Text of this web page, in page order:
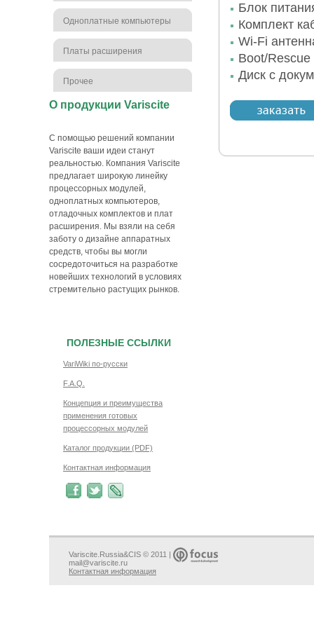
Одноплатные компьютеры
Платы расширения
Прочее
О продукции Variscite
С помощью решений компании
Variscite ваши идеи станут
реальностью. Компания Variscite
предлагает широкую линейку
процессорных модулей,
одноплатных компьютеров,
отладочных комплектов и плат
расширения. Мы взяли на себя
заботу о дизайне аппаратных
средств, чтобы вы могли
сосредоточиться на разработке
новейших технологий в условиях
стремительно растущих рынков.
ПОЛЕЗНЫЕ ССЫЛКИ
VariWiki по-русски
F.A.Q.
Концепция и преимущества
применения готовых
процессорных модулей
Каталог продукции (PDF)
Контактная информация
Блок
Комплект
Wi-Fi
Boot/Rescue
Диск с
Variscite.Russia&CIS © 2011 |
mail@variscite.ru
Контактная информация